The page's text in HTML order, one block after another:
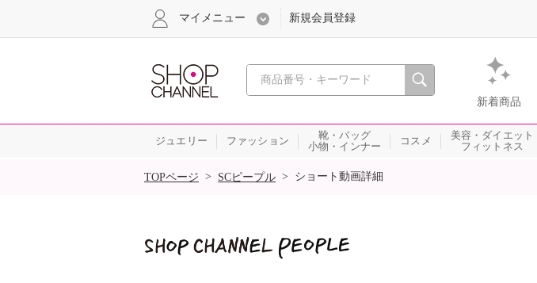
心おどる、瞬間を。通販・テレビショッピング
新着商品
マイメニュー 新規会員登録
ジュエリー ファッション
靴・バッグ
小物・インナー
コスメ
美容・ダイエット
フィットネス
SALE
TOPページ > SCピープル > ショート動画詳細